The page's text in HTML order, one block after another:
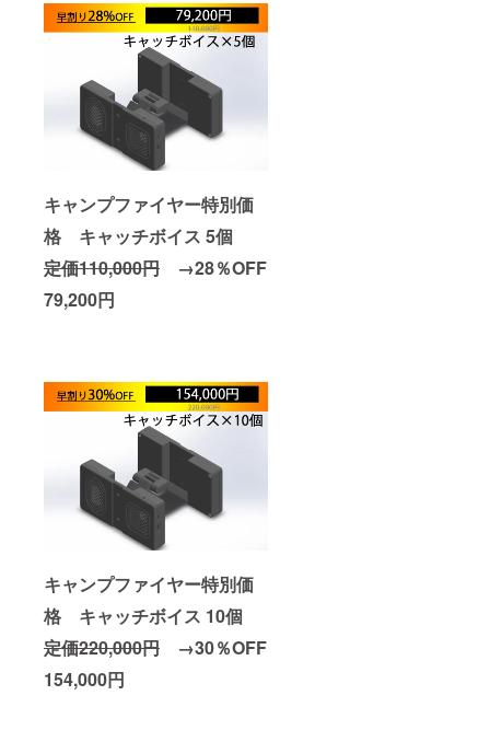
キャンプファイヤー特別価
格 キャッチボイス 5個
定価110,000円 →28％OFF
79,200円
キャンプファイヤー特別価
格 キャッチボイス 10個
定価220,000円 →30％OFF
154,000円